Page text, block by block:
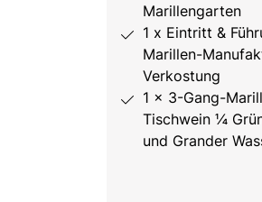
Marillengarten
1 x Eintritt &
Marillen-
Verkostung
1 x 3-Gang-
Tischwein ¼
und Grander